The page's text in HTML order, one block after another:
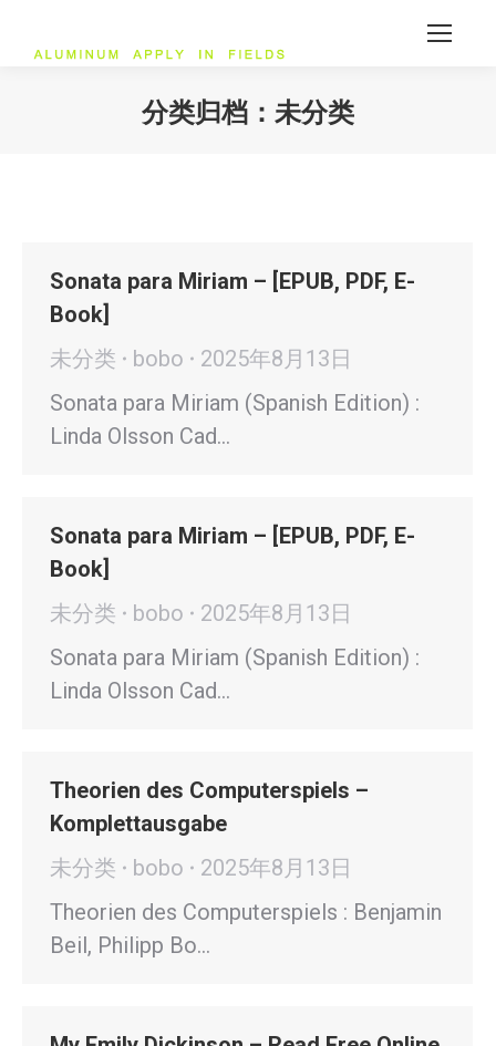
分类归档： 未分类
Sonata para Miriam – [EPUB, PDF, E-
Book]
未分类
bobo
2025年8月13日
Sonata para Miriam (Spanish Edition) :
Linda Olsson Cad…
Sonata para Miriam – [EPUB, PDF, E-
Book]
未分类
bobo
2025年8月13日
Sonata para Miriam (Spanish Edition) :
Linda Olsson Cad…
Theorien des Computerspiels –
Komplettausgabe
未分类
bobo
2025年8月13日
Theorien des Computerspiels : Benjamin
Beil, Philipp Bo…